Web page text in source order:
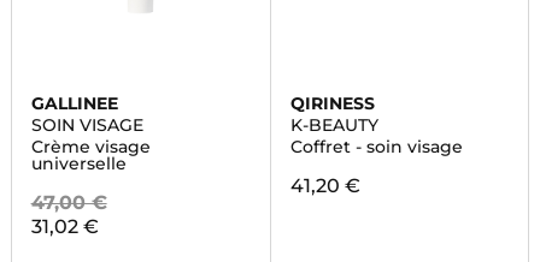
GALLINEE
SOIN VISAGE
Crème visage
universelle
47,00 €
31,02 €
QIRINESS
K-BEAUTY
Coffret - soin visage
41,20 €